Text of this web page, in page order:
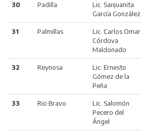
30 Padilla
Lic. Sanjuanita
García González
31 Palmillas
Lic. Carlos Omar
Córdova
Maldonado
32 Reynosa
Lic. Ernesto
Gómez de la
Peña
33 Rio Bravo
Lic. Salomón
Pecero del
Ángel